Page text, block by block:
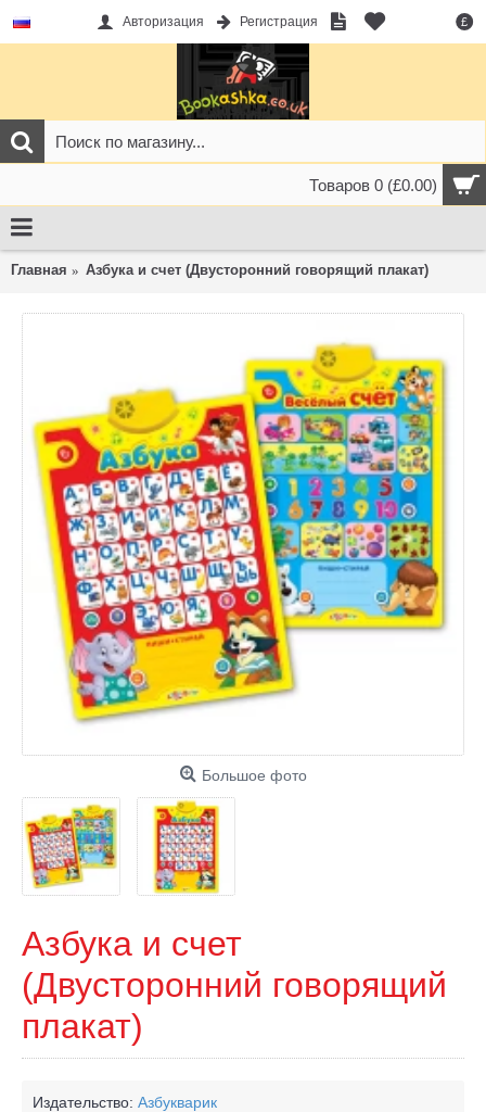
£
Авторизация Регистрация
Товаров 0 (£0.00)
Главная Азбука и счет (Двусторонний говорящий плакат)
Большое фото
Азбука и счет
(Двусторонний говорящий
плакат)
Издательство: Азбукварик